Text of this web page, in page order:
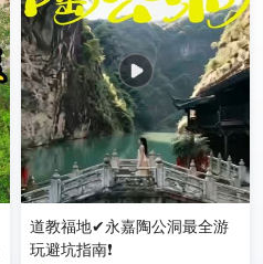
道教福地✔永嘉陶公洞最全游
玩避坑指南❗